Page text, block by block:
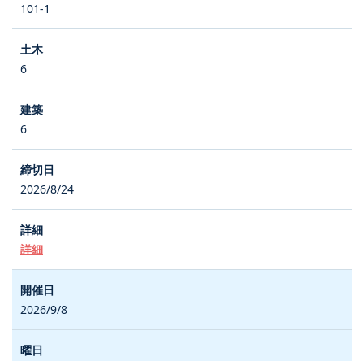
101-1
6
6
2026/8/24
詳細
2026/9/8